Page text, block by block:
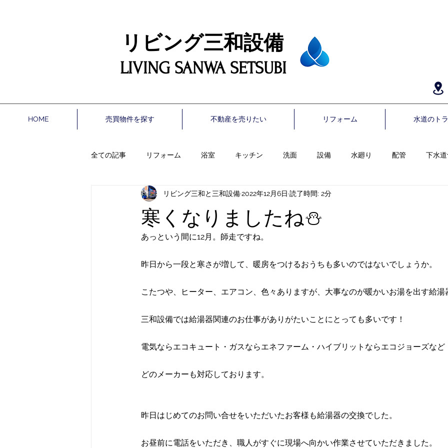
LIVING SANWA SETSUBI
リビング三和設備​​​
HOME 売買物件を探す 不動産を売りたい リフォーム 水道のト
全ての記事 リフォーム 浴室 キッチン 洗面 設備 水廻り 配管 下水
エクステリア（外構） 床 天井 クロス お部屋まるごと
社員ブログ バルコニー 玄関ドア
寒くなりましたね⛄
リビング三和と三和設備2022年12月6日 読了時間: 2分
あっという間に12月。師走ですね。
昨日から一段と寒さが増して、暖房をつけるおうちも多いのではないでしょうか。
こたつや、ヒーター、エアコン、色々ありますが、大事なのが暖かいお湯を出す給湯
三和設備では給湯器関連のお仕事がありがたいことにとっても多いです！
電気ならエコキュート・ガスならエネファーム・ハイブリットならエコジョーズなど
どのメーカーも対応しております。
昨日はじめてのお問い合せをいただいたお客様も給湯器の交換でした。
お昼前に電話をいただき、職人がすぐに現場へ向かい作業させていただきました。